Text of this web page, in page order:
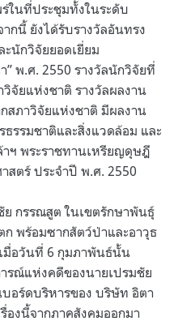
ในที่ประชุมทั้งในระดับ
กนี้ ยังได้รับรางวัลอันทรง
ะนักวิจัยยอดเยี่ยม
” พ.ศ. 2550 รางวัลนักวิจัยที่
จัยแห่งชาติ รางวัลผลงาน
สภาวิจัยแห่งชาติ มีผลงาน
รรมชาติและสิ่งแวดล้อม และ
ฯ พระราชทานเหรียญดุษฎี
สตร์ ประจำปี พ.ศ. 2550
กรรณสูต ในเขตรักษาพันธุ์
พร้อมซากสัตว์ป่าและอาวุธ
มื่อวันที่ 6 กุมภาพันธ์นั้น
รณ์แห่งคดีของนายเปรมชัย
อร์ดบริหารของ บริษัท อิตา
องนี้จากภาคสังคมออกมา